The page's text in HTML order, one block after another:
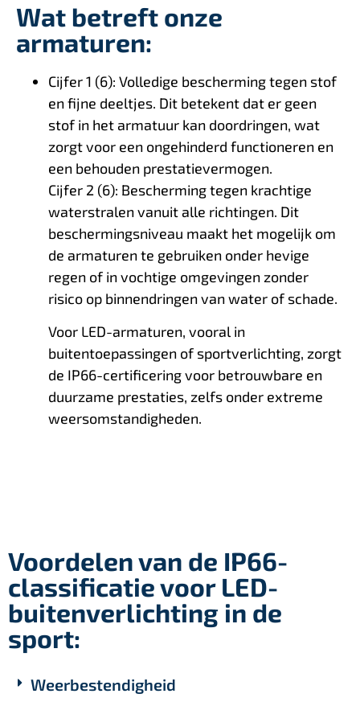
Wat betreft onze
armaturen:
Cijfer 1 (6): Volledige bescherming tegen stof
en fijne deeltjes. Dit betekent dat er geen
stof in het armatuur kan doordringen, wat
zorgt voor een ongehinderd functioneren en
een behouden prestatievermogen.
Cijfer 2 (6): Bescherming tegen krachtige
waterstralen vanuit alle richtingen. Dit
beschermingsniveau maakt het mogelijk om
de armaturen te gebruiken onder hevige
regen of in vochtige omgevingen zonder
risico op binnendringen van water of schade.
Voor LED-armaturen, vooral in
buitentoepassingen of sportverlichting, zorgt
de IP66-certificering voor betrouwbare en
duurzame prestaties, zelfs onder extreme
weersomstandigheden.
Voordelen van de IP66-
classificatie voor LED-
buitenverlichting in de
sport:
Weerbestendigheid